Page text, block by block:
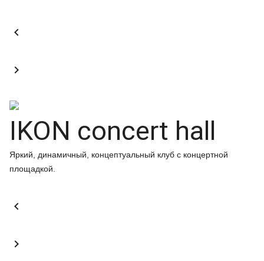


IKON concert hall
Яркий, динамичный, концептуальный клуб с концертной
площадкой.

